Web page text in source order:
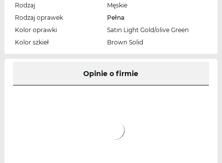
Rodzaj
Męskie
Rodzaj oprawek
Pełna
Kolor oprawki
Satin Light Gold/olive Green
Kolor szkieł
Brown Solid
Opinie o firmie